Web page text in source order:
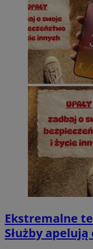
Ekstremalne
Służby